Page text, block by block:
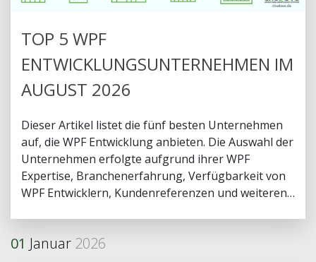
TOP 5 WPF
ENTWICKLUNGSUNTERNEHMEN IM
AUGUST 2026
Dieser Artikel listet die fünf besten Unternehmen
auf, die WPF Entwicklung anbieten. Die Auswahl der
Unternehmen erfolgte aufgrund ihrer WPF
Expertise, Branchenerfahrung, Verfügbarkeit von
WPF Entwicklern, Kundenreferenzen und weiteren
01 Januar 2026